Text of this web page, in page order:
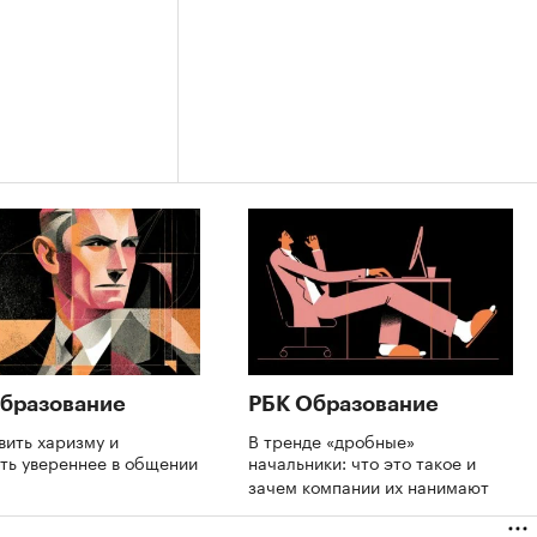
харизму и
увереннее в общении
РБК Образование
В тренде «дробные»
начальники: что это такое и
зачем компании их нанимают